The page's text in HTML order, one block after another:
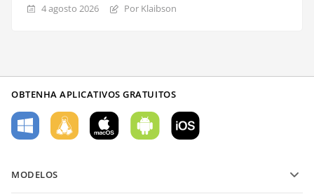
4 agosto 2026 Por Klaibson
OBTENHA APLICATIVOS GRATUITOS
MODELOS